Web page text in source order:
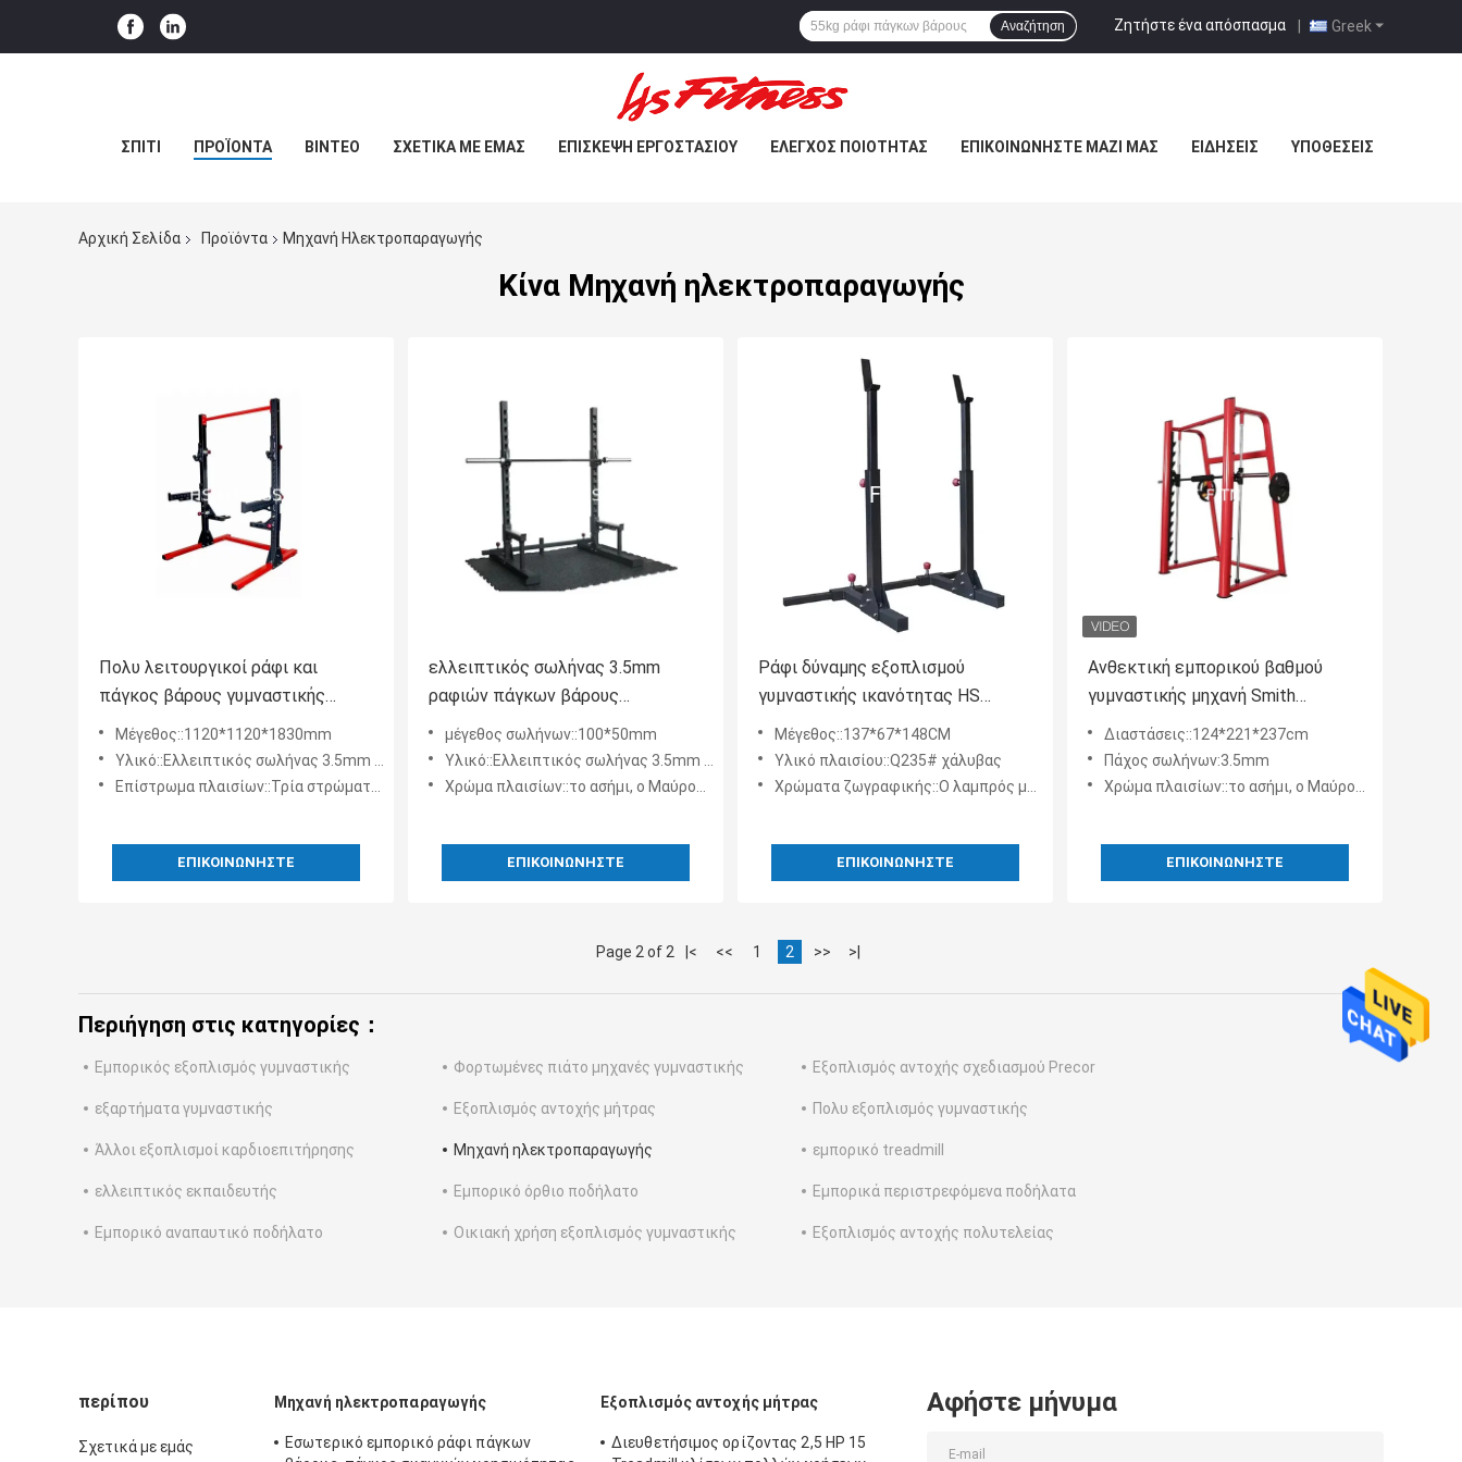
Greek
Ζητήστε ένα απόσπασμα |
Αναζήτηση
ΣΠΊΤΙ ΠΡΟΪΌΝΤΑ ΒΊΝΤΕΟ ΣΧΕΤΙΚΆ ΜΕ ΕΜΆΣ ΕΠΙΣΚΕΨΉ ΕΡΓΟΣΤΑΣΊΟΥ ΈΛΕΓΧΟΣ ΠΟΙΌΤΗΤΑΣ ΕΠΙΚΟΙΝΩΝΉΣΤΕ ΜΑΖΊ ΜΑΣ ΕΙΔΉΣΕΙΣ ΥΠΟΘΈΣΕΙΣ
Αρχική Σελίδα Προϊόντα Μηχανή Ηλεκτροπαραγωγής
Κίνα Μηχανή ηλεκτροπαραγωγής
Πολυ λειτουργικοί ράφι και
πάγκος βάρους γυμναστικής
Barbell ανυψωτικοί
Μέγεθος::1120*1120*1830mm
Υλικό::Ελλειπτικός σωλήνας 3.5mm πάχος
Επίστρωμα πλαισίων::Τρία στρώματα ηλεκτροστατικού ψεκασμού
ΕΠΙΚΟΙΝΩΝΉΣΤΕ
ελλειπτικός σωλήνας 3.5mm
ραφιών πάγκων βάρους
100*50mm διευθετήσιμος
μέγεθος σωλήνων::100*50mm
Υλικό::Ελλειπτικός σωλήνας 3.5mm πάχος
Χρώμα πλαισίων::το ασήμι, ο Μαύρος, και άλλα χρώματα είναι εξατομικεύσιμοι
ΕΠΙΚΟΙΝΩΝΉΣΤΕ
Ράφι δύναμης εξοπλισμού
γυμναστικής ικανότητας HS
Weightlifting διευθετήσιμο
κοντόχοντρο κατά το ήμισυ
Μέγεθος::137*67*148CM
Υλικό πλαισίου::Q235# χάλυβας
Χρώματα ζωγραφικής::Ο λαμπρός μαύρος, ματ Μαύρος, κόκκινο, λευκό, κίτρινο και ούτω καθεξής
ΕΠΙΚΟΙΝΩΝΉΣΤΕ
Ανθεκτική εμπορικού βαθμού
γυμναστικής μηχανή Smith
εργαλείων ικανότητας ραφιών
δύναμης εξοπλισμού κοντόχοντρη
Διαστάσεις::124*221*237cm
Πάχος σωλήνων:3.5mm
Χρώμα πλαισίων::το ασήμι, ο Μαύρος, και άλλα χρώματα είναι εξατομικεύσιμοι
ΕΠΙΚΟΙΝΩΝΉΣΤΕ
Page 2 of 2 |< << 1 2 >> >|
Περιήγηση στις κατηγορίες：
Εμπορικός εξοπλισμός γυμναστικής Φορτωμένες πιάτο μηχανές γυμναστικής Εξοπλισμός αντοχής σχεδιασμού Precor
εξαρτήματα γυμναστικής Εξοπλισμός αντοχής μήτρας Πολυ εξοπλισμός γυμναστικής
Άλλοι εξοπλισμοί καρδιοεπιτήρησης Μηχανή ηλεκτροπαραγωγής εμπορικό treadmill
ελλειπτικός εκπαιδευτής Εμπορικό όρθιο ποδήλατο Εμπορικά περιστρεφόμενα ποδήλατα
Εμπορικό αναπαυτικό ποδήλατο Οικιακή χρήση εξοπλισμός γυμναστικής Εξοπλισμός αντοχής πολυτελείας
περίπου
Σχετικά με εμάς
Μηχανή ηλεκτροπαραγωγής
Εσωτερικό εμπορικό ράφι πάγκων
Εξοπλισμός αντοχής μήτρας
Διευθετήσιμος ορίζοντας 2,5 HP 15
Αφήστε μήνυμα